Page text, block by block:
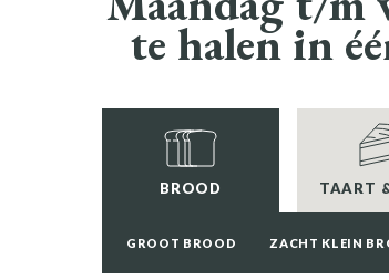
te halen in
BROOD TAART
GROOT BROOD ZACHT KLEIN